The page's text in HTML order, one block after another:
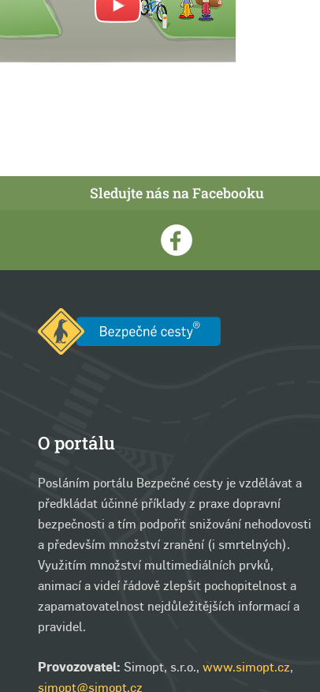
Sledujte nás na Facebooku
O portálu
Posláním portálu Bezpečné cesty je vzdělávat a
předkládat účinné příklady z praxe dopravní
bezpečnosti a tím podpořit snižování nehodovosti
a především množství zranění (i smrtelných).
Využitím množství multimediálních prvků,
animací a videí řádově zlepšit pochopitelnost a
zapamatovatelnost nejdůležitějších informací a
pravidel.
Provozovatel: Simopt, s.r.o., www.simopt.cz,
simopt@simopt.cz